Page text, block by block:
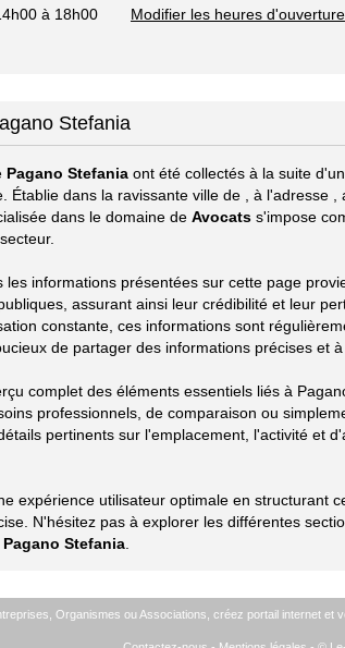
à 18h00
Modifier les heures d'ouverture
Stefania
Pagano Stefania ont été collectés à la suite
Établie dans la ravissante ville de
, à l'adresse
dans le domaine de Avocats s'impose
les informations présentées sur cette page
assurant ainsi leur crédibilité et leur
constante, ces informations sont
de partager des informations précises et à
complet des éléments essentiels liés à
professionnels, de comparaison ou
pertinents sur l'emplacement, l'activité et
expérience utilisateur optimale en structurant
N'hésitez pas à explorer les différentes
Pagano Stefania
Organismes ou Associations, créez portail internet et